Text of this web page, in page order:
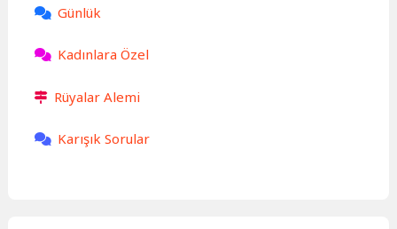
Günlük
Kadınlara Özel
Rüyalar Alemi
Karışık Sorular